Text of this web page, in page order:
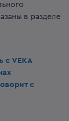
в разделе
с VEKA
с